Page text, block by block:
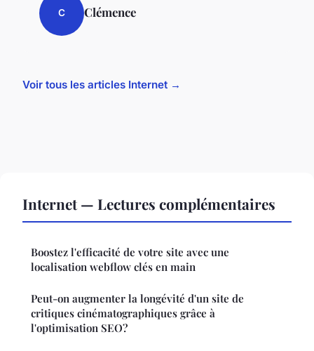
C Clémence
Voir tous les articles Internet →
Internet — Lectures complémentaires
Boostez l'efficacité de votre site avec une
localisation webflow clés en main
Peut-on augmenter la longévité d'un site de
critiques cinématographiques grâce à
l'optimisation SEO?